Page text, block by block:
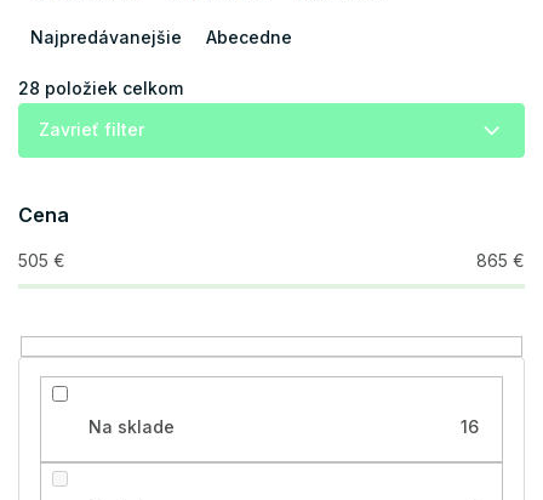
i
d
u
k
o
v
Najpredávanejšie Abecedne
28 položiek celkom
Zavrieť filter
Cena
505 € 865 €
Na sklade 16